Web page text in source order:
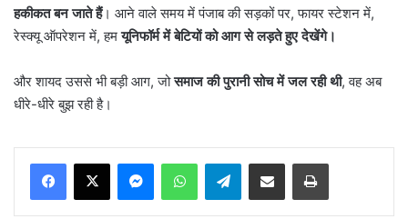
हकीकत बन जाते हैं। आने वाले समय में पंजाब की सड़कों पर, फायर स्टेशन में,
रेस्क्यू ऑपरेशन में, हमयूनिफॉर्म में बेटियों को आग से लड़ते हुए देखेंगे।
और शायद उससे भी बड़ी आग, जोसमाज की पुरानी सोच में जल रही थी, वह अब
धीरे-धीरे बुझ रही है।
MessengerWhatsAppTelegramShare via Email Print